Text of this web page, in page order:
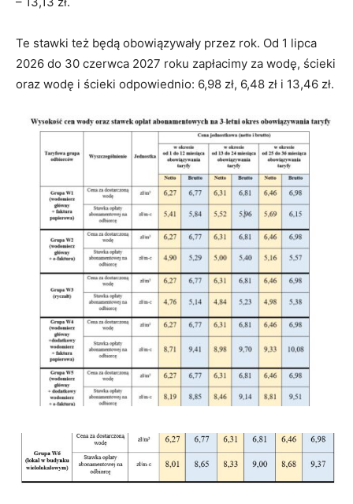
Te stawki też będą obowiązywały przez rok. Od 1 lipca
2026 do 30 czerwca 2027 roku zapłacimy za wodę, ścieki
oraz wodę i ścieki odpowiednio: 6,98 zł, 6,48 zł i 13,46 zł.